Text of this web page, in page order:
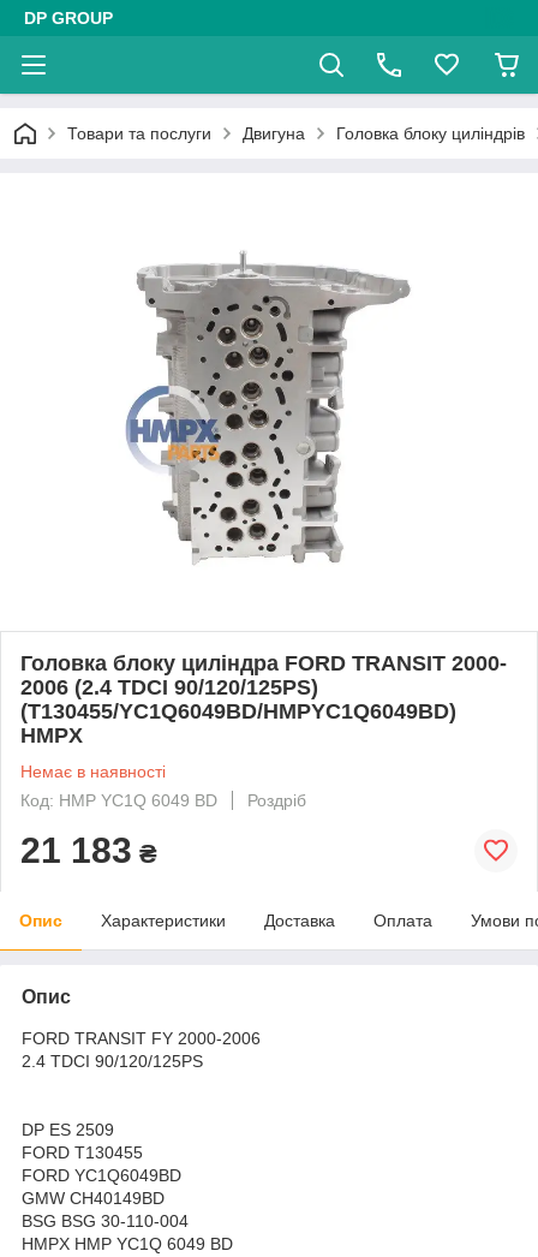
DP GROUP
Товари та послуги Двигуна Головка блоку циліндрів
Головка блоку циліндра FORD TRANSIT 2000-
2006 (2.4 TDCI 90/120/125PS)
(T130455/YC1Q6049BD/HMPYC1Q6049BD)
HMPX
Немає в наявності
Код: HMP YC1Q 6049 BD
Роздріб
21 183 ₴
Опис Характеристики Доставка Оплата Умови
Опис
FORD TRANSIT FY 2000-2006
2.4 TDCI 90/120/125PS
DP ES 2509
FORD T130455
FORD YC1Q6049BD
GMW CH40149BD
BSG BSG 30-110-004
HMPX HMP YC1Q 6049 BD